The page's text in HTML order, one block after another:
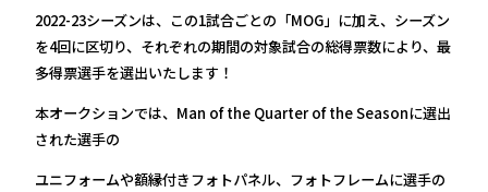
2022-23シーズンは、この1試合ごとの「MOG」に加え、シーズン
を4回に区切り、それぞれの期間の対象試合の総得票数により、最
多得票選手を選出いたします！
本オークションでは、Man of the Quarter of the Seasonに選出
された選手の
ユニフォームや額縁付きフォトパネル、フォトフレームに選手の